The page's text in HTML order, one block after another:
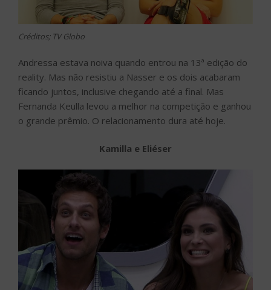
Créditos; TV Globo
Andressa estava noiva quando entrou na 13ª edição do
reality. Mas não resistiu a Nasser e os dois acabaram
ficando juntos, inclusive chegando até a final. Mas
Fernanda Keulla levou a melhor na competição e ganhou
o grande prêmio. O relacionamento dura até hoje.
Kamilla e Eliéser